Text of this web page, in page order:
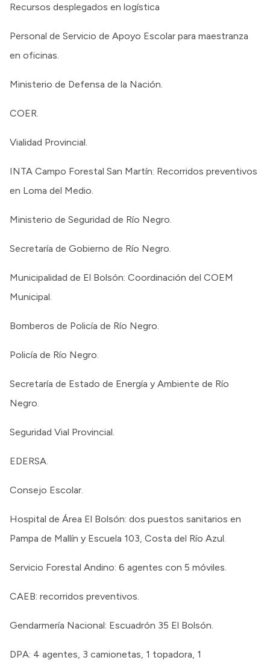
Recursos desplegados en logística
Personal de Servicio de Apoyo Escolar para maestranza
en oficinas.
Ministerio de Defensa de la Nación.
COER.
Vialidad Provincial.
INTA Campo Forestal San Martín: Recorridos preventivos
en Loma del Medio.
Ministerio de Seguridad de Río Negro.
Secretaría de Gobierno de Río Negro.
Municipalidad de El Bolsón: Coordinación del COEM
Municipal.
Bomberos de Policía de Río Negro.
Policía de Río Negro.
Secretaría de Estado de Energía y Ambiente de Río
Negro.
Seguridad Vial Provincial.
EDERSA.
Consejo Escolar.
Hospital de Área El Bolsón: dos puestos sanitarios en
Pampa de Mallín y Escuela 103, Costa del Río Azul.
Servicio Forestal Andino: 6 agentes con 5 móviles.
CAEB: recorridos preventivos.
Gendarmería Nacional: Escuadrón 35 El Bolsón.
DPA: 4 agentes, 3 camionetas, 1 topadora, 1